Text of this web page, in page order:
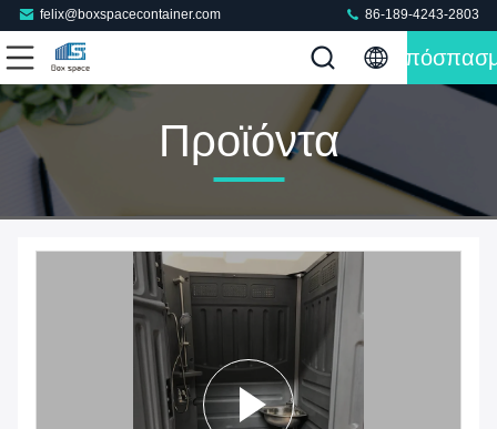
felix@boxspacecontainer.com 86-189-4243-2803
Προϊόντα